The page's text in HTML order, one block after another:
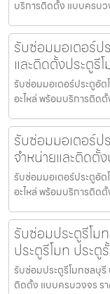
บริการติดตั้ง แบบครบ
รับซ่อมมอเตอร์ป
และติดตั้งประตูรี
รับซ่อมมอเตอร์ประตูอั
อะไหล่ พร้อมบริการติด
รับซ่อมมอเตอร์ป
จำหน่ายและติดตั้
รับซ่อมมอเตอร์ประตูอัต
อะไหล่ พร้อมบริการติด
รับซ่อมประตูรีโม
ประตูรีโมท ประตู
รับซ่อมประตูรีโมทชลบุรี
ติดตั้ง แบบครบวงจร ร